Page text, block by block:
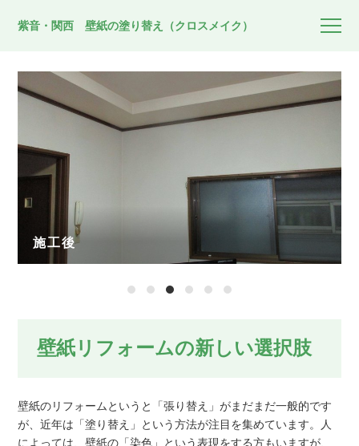
紫音・関西 壁紙の塗り替え（クロスメイク）
施工後
1 2 3 4 5
壁紙リフォームの新しい選択肢
壁紙のリフォームというと「張り替え」がまだまだ一般的です
が、近年は「塗り替え」という方法が注目を集めています。人
によっては、壁紙の「染色」という表現をする方もいますが、